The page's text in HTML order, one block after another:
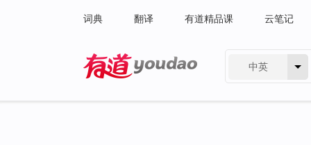
词典 翻译 有道精品课 云笔记
中英